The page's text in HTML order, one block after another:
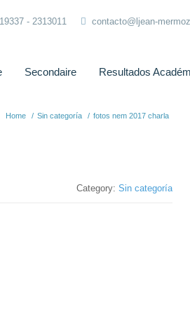
- 2313011 contacto@ljean-
Secondaire Resultados
Home / Sin categoría / fotos nem 2017 charla
Category: Sin categoría